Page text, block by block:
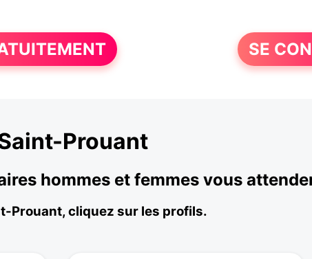
SE
Prouant
hommes et femmes vous
Prouant, cliquez sur les profils.